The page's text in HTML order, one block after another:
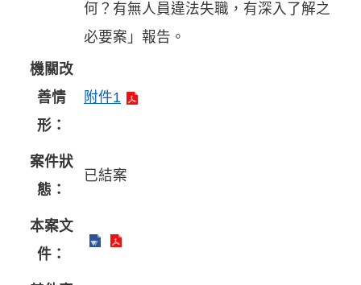
何？有無人員違法失職，有深入了解之
必要案」報告。
機關改
善情
形：
附件1
案件狀
態：
已結案
本案文
件：